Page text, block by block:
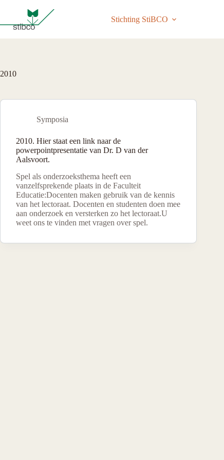
de
inhoud
Stichting StiBCO
2010
Symposia
2010. Hier staat een link naar de
powerpointpresentatie van Dr. D van der
Aalsvoort.
Spel als onderzoeksthema heeft een
vanzelfsprekende plaats in de Faculteit
Educatie:Docenten maken gebruik van de kennis
van het lectoraat. Docenten en studenten doen mee
aan onderzoek en versterken zo het lectoraat.U
weet ons te vinden met vragen over spel.